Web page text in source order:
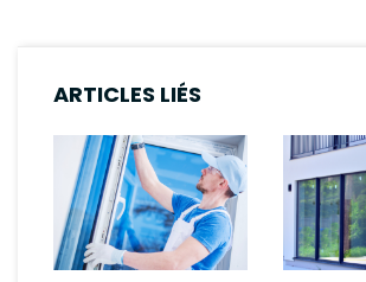
ARTICLES LIÉS